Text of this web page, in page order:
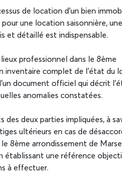
de location d’un bien
une location saisonnière,
et détaillé est indispensable.
professionnel dans le 8ème
inventaire complet de l’état du
document officiel qui décrit
anomalies constatées.
deux parties impliquées, à
ultérieurs en cas de
8ème arrondissement de
établissant une référence
à effectuer.